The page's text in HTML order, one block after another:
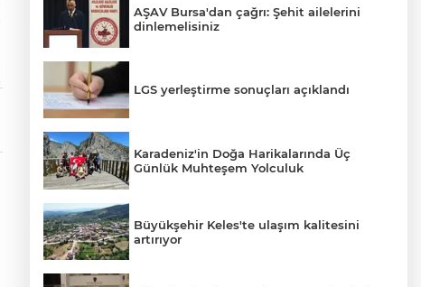
AŞAV Bursa'dan çağrı: Şehit ailelerini
dinlemelisiniz
LGS yerleştirme sonuçları açıklandı
Karadeniz'in Doğa Harikalarında Üç
Günlük Muhteşem Yolculuk
Büyükşehir Keles'te ulaşım kalitesini
artırıyor